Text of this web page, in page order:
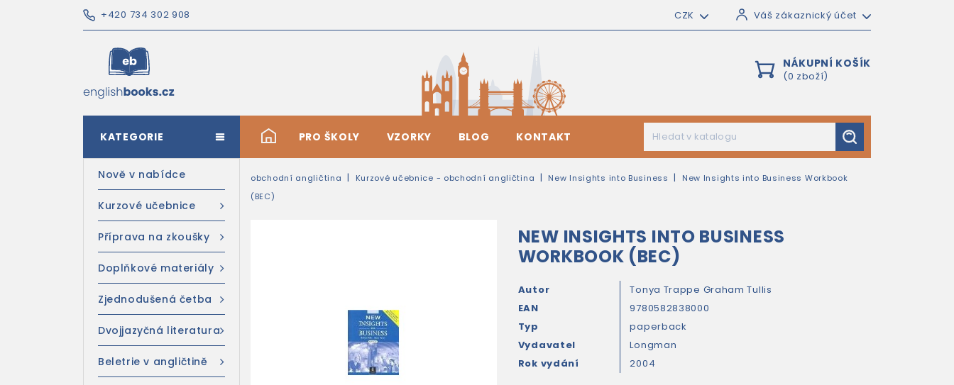
+420 734 302 908 CZK Váš zákaznický účet
NÁKUPNÍ KOŠÍK
(0 zboží)
# PRO ŠKOLY VZORKY BLOG KONTAKT
KATEGORIE
Nově v nabídce
Kurzové učebnice
Příprava na zkoušky
Doplňkové materiály
Zjednodušená četba
Dvojjazyčná literatura
Beletrie v angličtině
obchodní angličtina Kurzové učebnice - obchodní angličtina New Insights into Business
New Insights into Business Workbook
(BEC)
NEW INSIGHTS INTO BUSINESS
WORKBOOK (BEC)
Autor Tonya Trappe Graham Tullis
EAN
9780582838000
Typ
paperback
Vydavatel
Longman
Rok vydání
2004